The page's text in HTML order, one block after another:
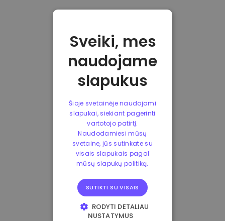
Sveiki, mes
naudojame
slapukus
Šioje svetainėje naudojami
slapukai, siekiant pagerinti
vartotojo patirtį.
Naudodamiesi mūsų
svetaine, jūs sutinkate su
visais slapukais pagal
mūsų slapukų politiką.
SUTIKTI SU VISAIS
RODYTI DETALIAU
NUSTATYMUS